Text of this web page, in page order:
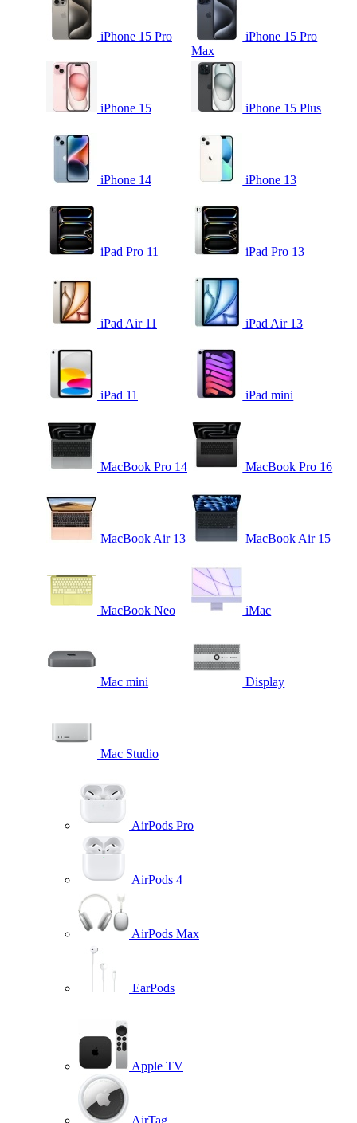
iPhone 15 Pro
iPhone 15 Pro
Max
iPhone 15 iPhone 15 Plus
iPhone 14 iPhone 13
iPad Pro 11 iPad Pro 13
iPad Air 11 iPad Air 13
iPad 11 iPad mini
MacBook Pro 14 MacBook Pro 16
MacBook Air 13 MacBook Air 15
MacBook Neo iMac
Mac mini Display
Mac Studio
AirPods Pro
AirPods 4
AirPods Max
EarPods
Apple TV